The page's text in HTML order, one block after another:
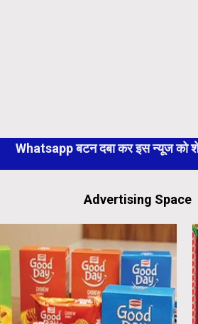
Whatsapp बटन दबा कर इस न्यूज को
Advertising Space